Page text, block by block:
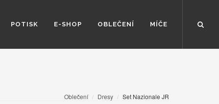
POTISK E-SHOP OBLEČENÍ MÍČE
Oblečení Dresy Set Nazionale JR